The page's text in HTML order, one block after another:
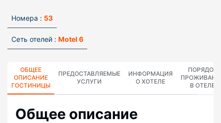
Номера : 53
Сеть отелей : Motel 6
ОБЩЕЕ
ОПИСАНИЕ
ГОСТИНИЦЫ
ПРЕДОСТАВЛЯЕМЫЕ
УСЛУГИ
ИНФОРМАЦИЯ
О ХОТЕЛЕ
ПОРЯДОК
В ОТЕЛЕ
Общее описание